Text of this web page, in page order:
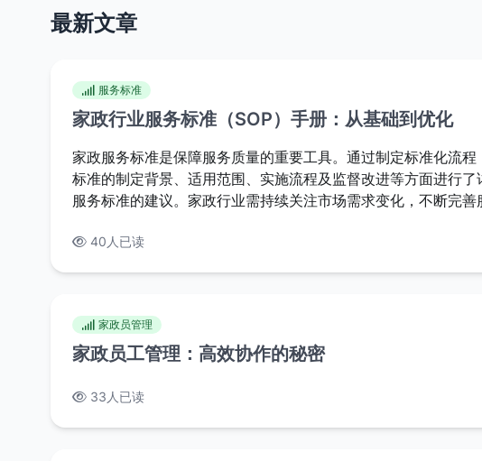
最新文章
服务标准
家政行业服务标准（SOP）手册：从基础到优化
家政服务标准是保障服务质量的重要工具。通过制定标准化流
标准的制定背景、适用范围、实施流程及监督改进等方面进行
服务标准的建议。家政行业需持续关注市场需求变化，不断完善
40人已读
家政员管理
家政员工管理：高效协作的秘密
33人已读